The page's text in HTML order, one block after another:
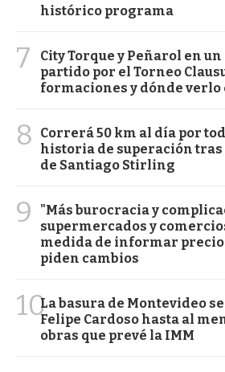
histórico programa
7
City Torque y Peñarol en
partido por el Torneo
formaciones y dónde verlo
8
Correrá 50 km al día por
historia de superación tras
de Santiago Stirling
9
"Más burocracia y
supermercados y
medida de informar
piden cambios
10La basura de Montevideo
Felipe Cardoso hasta al
obras que prevé la IMM